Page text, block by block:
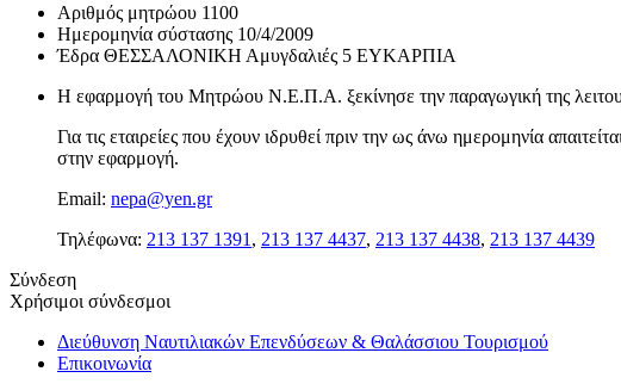
Αριθμός μητρώου 1100
Ημερομηνία σύστασης 10/4/2009
Έδρα ΘΕΣΣΑΛΟΝΙΚΗ Αμυγδαλιές 5 ΕΥΚΑΡΠΙΑ
Η εφαρμογή του Μητρώου Ν.Ε.Π.Α. ξεκίνησε την παραγωγική της
Για τις εταιρείες που έχουν ιδρυθεί πριν την ως άνω ημερομηνία
στην εφαρμογή.
Email: nepa@yen.gr
Τηλέφωνα: 213 137 1391 , 213 137 4437, 213 137 4438, 213 137 4439
Σύνδεση
Χρήσιμοι σύνδεσμοι
Διεύθυνση Ναυτιλιακών Επενδύσεων & Θαλάσσιου Τουρισμού
Επικοινωνία